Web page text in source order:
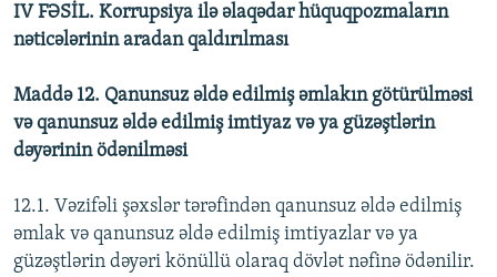
IV FƏSİL. Korrupsiya ilə əlaqədar hüquqpozmaların
nəticələrinin aradan qaldırılması
Maddə 12. Qanunsuz əldə edilmiş əmlakın götürülməsi
və qanunsuz əldə edilmiş imtiyaz və ya güzəştlərin
dəyərinin ödənilməsi
12.1. Vəzifəli şəxslər tərəfindən qanunsuz əldə edilmiş
əmlak və qanunsuz əldə edilmiş imtiyazlar və ya
güzəştlərin dəyəri könüllü olaraq dövlət nəfinə ödənilir.